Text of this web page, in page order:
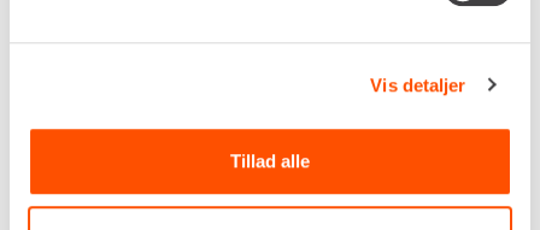
Vis detaljer
Tillad alle